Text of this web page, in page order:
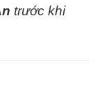
trước khi